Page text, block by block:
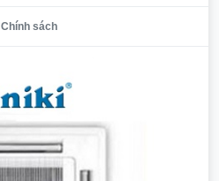
Chính sách